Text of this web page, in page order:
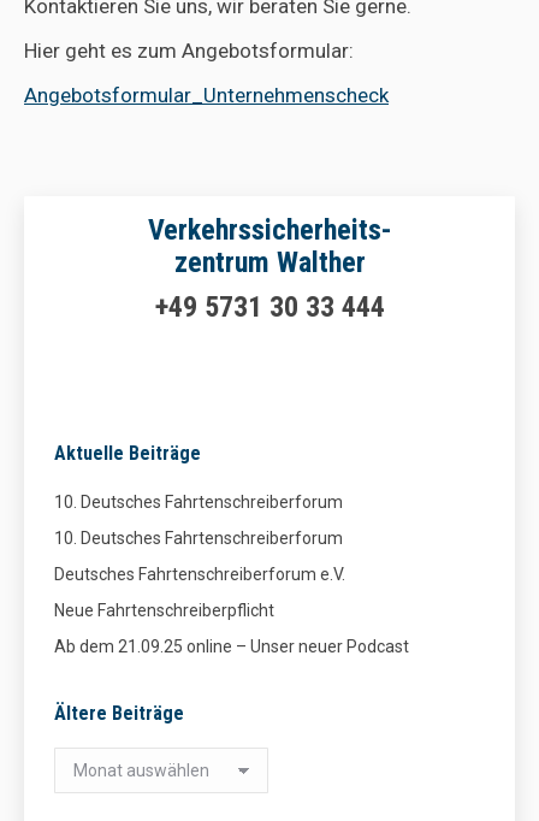
Kontaktieren Sie uns, wir beraten Sie gerne.
Hier geht es zum Angebotsformular:
Angebotsformular_Unternehmenscheck
Verkehrssicherheits-
zentrum Walther
+49 5731 30 33 444
Aktuelle Beiträge
10. Deutsches Fahrtenschreiberforum
10. Deutsches Fahrtenschreiberforum
Deutsches Fahrtenschreiberforum e.V.
Neue Fahrtenschreiberpflicht
Ab dem 21.09.25 online – Unser neuer Podcast
Ältere Beiträge
Ältere
Beiträge